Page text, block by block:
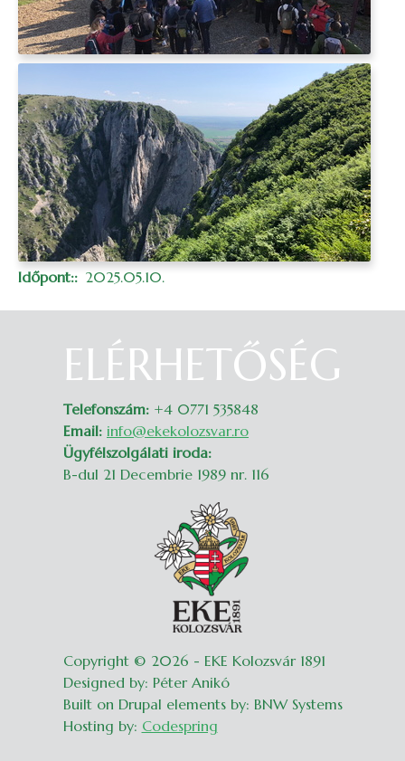
Időpont: 2025.05.10.
ELÉRHETŐSÉG
Telefonszám: +4 0771 535848
Email: info@ekekolozsvar.ro
Ügyfélszolgálati iroda:
B-dul 21 Decembrie 1989 nr. 116
Copyright © 2026 - EKE Kolozsvár 1891
Designed by: Péter Anikó
Built on Drupal elements by: BNW Systems
Hosting by: Codespring